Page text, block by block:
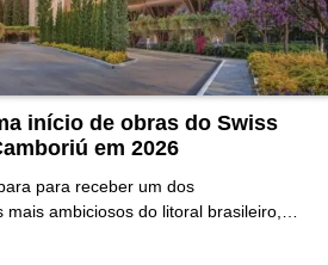
início de obras do Swiss
em 2026
para receber um dos
ambiciosos do litoral brasileiro,…